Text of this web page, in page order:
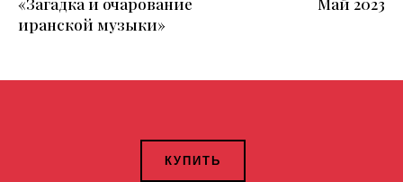
иранской музыки»
КУПИТЬ